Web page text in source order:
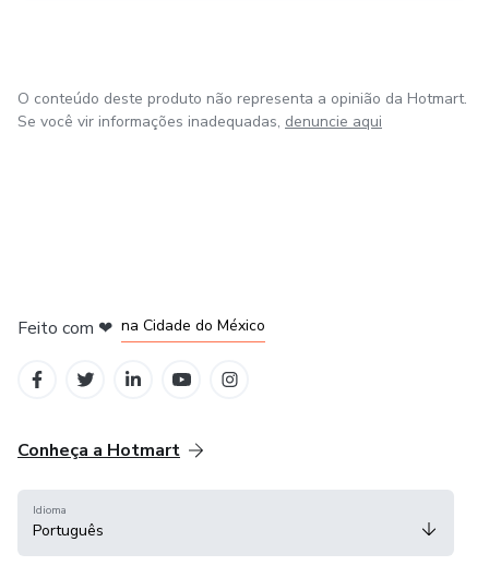
O conteúdo deste produto não representa a opinião da Hotmart.
Se você vir informações inadequadas, denuncie aqui
Feito com ❤ na Cidade do México
Conheça a Hotmart
Idioma
Português